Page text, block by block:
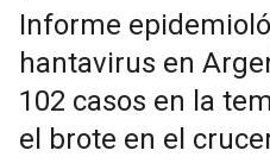
Informe
hantavirus en
102 casos en la
el brote en el